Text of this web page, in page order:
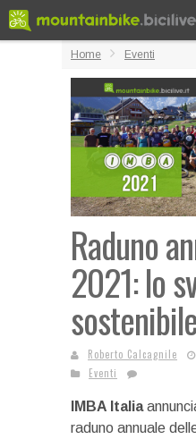
Home Eventi
Raduno
2021: lo
Roberto Calcagnile
Eventi
IMBA Italia
raduno annuale